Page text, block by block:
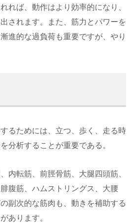
れば、動作はより効率的になり、
されます。また、筋力とパワーを
進的な過負荷も重要ですが、やり
るためには、立つ、歩く、走る時
分析することが重要である。
内転筋、前脛骨筋、大腿四頭筋、
腹筋、ハムストリングス、大腰
副次的な筋肉も、動きを補助する
あります。